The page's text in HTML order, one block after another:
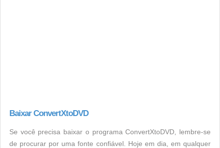
Baixar ConvertXtoDVD
Se você precisa baixar o programa ConvertXtoDVD, lembre-se
de procurar por uma fonte confiável. Hoje em dia, em qualquer